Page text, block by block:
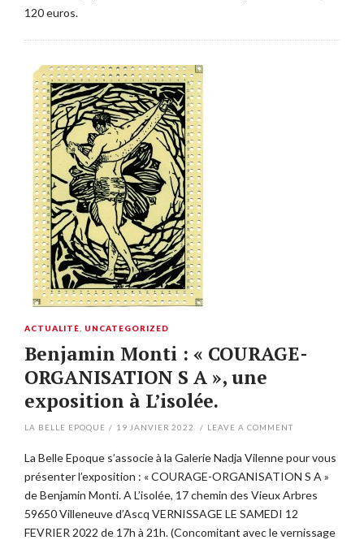
120 euros.
ACTUALITÉ UNCATEGORIZED
Benjamin Monti : « COURAGE-
ORGANISATION S A », une
exposition à L’isolée.
LA BELLE EPOQUE / 19 JANVIER 2022 / LEAVE A COMMENT
La Belle Epoque s’associe à la Galerie Nadja Vilenne pour vous
présenter l’exposition : « COURAGE-ORGANISATION S A »
de Benjamin Monti. A L’isolée, 17 chemin des Vieux Arbres
59650 Villeneuve d’Ascq VERNISSAGE LE SAMEDI 12
FEVRIER 2022 de 17h à 21h. (Concomitant avec le vernissage